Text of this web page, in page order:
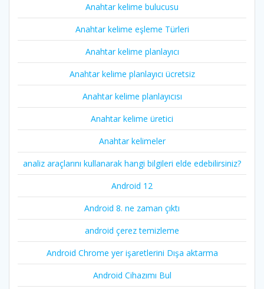
Anahtar kelime bulucusu
Anahtar kelime eşleme Türleri
Anahtar kelime planlayıcı
Anahtar kelime planlayıcı ücretsiz
Anahtar kelime planlayıcısı
Anahtar kelime üretici
Anahtar kelimeler
analiz araçlarını kullanarak hangi bilgileri elde edebilirsiniz?
Android 12
Android 8. ne zaman çıktı
android çerez temizleme
Android Chrome yer işaretlerini Dışa aktarma
Android Cihazımı Bul